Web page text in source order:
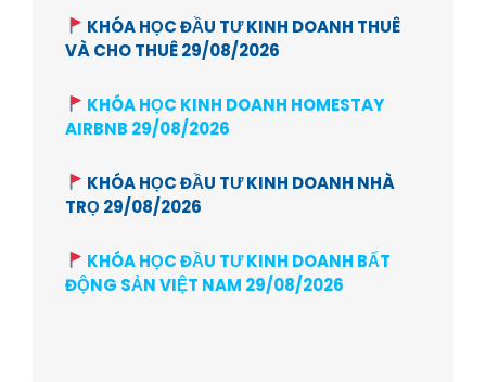
KHÓA HỌC ĐẦU TƯ KINH DOANH THUÊ
VÀ CHO THUÊ 29/08/2026
KHÓA HỌC KINH DOANH HOMESTAY
AIRBNB 29/08/2026
KHÓA HỌC ĐẦU TƯ KINH DOANH NHÀ
TRỌ 29/08/2026
KHÓA HỌC ĐẦU TƯ KINH DOANH BẤT
ĐỘNG SẢN VIỆT NAM 29/08/2026